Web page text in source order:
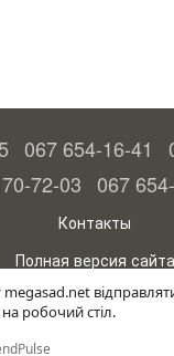
megasad.net
робочий стіл.
067 654-16-41
72-03 067
Контакты
Полная версия сайта
© 2015—2026
- гарантия высокого